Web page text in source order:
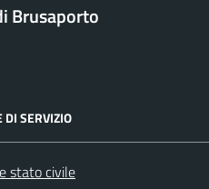
Brusaporto
DI SERVIZIO
stato civile